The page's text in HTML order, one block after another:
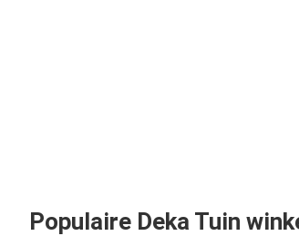
Populaire Deka Tuin